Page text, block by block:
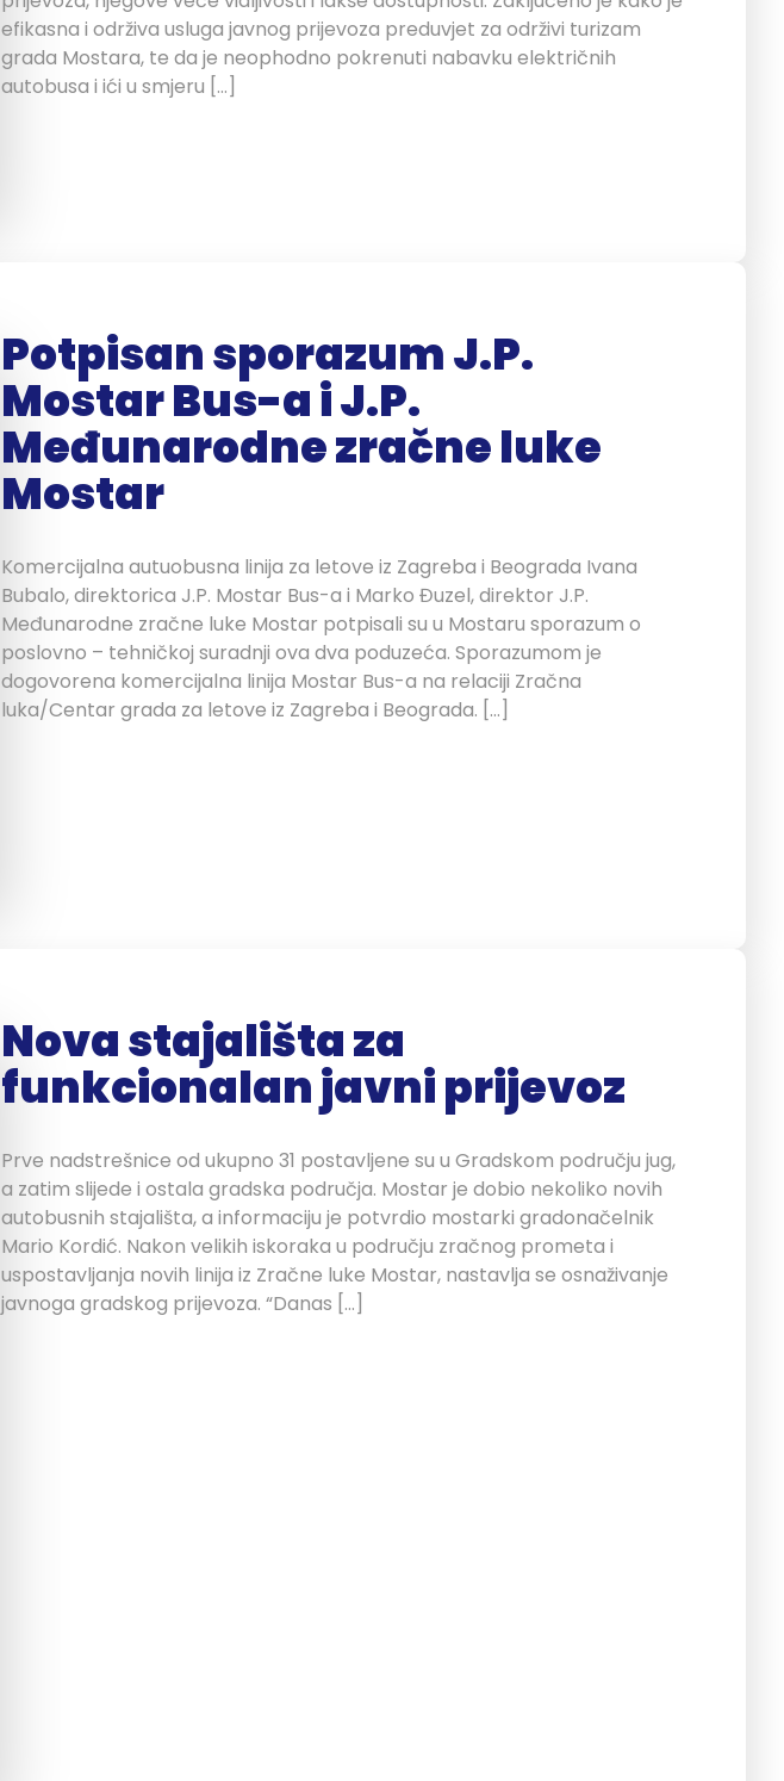
efikasna i održiva usluga javnog prijevoza preduvjet za održivi turizam
grada Mostara, te da je neophodno pokrenuti nabavku električnih
autobusa i ići u smjeru […]
Potpisan sporazum J.P.
Mostar Bus-a i J.P.
Međunarodne zračne luke
Mostar
Komercijalna autuobusna linija za letove iz Zagreba i Beograda Ivana
Bubalo, direktorica J.P. Mostar Bus-a i Marko Đuzel, direktor J.P.
Međunarodne zračne luke Mostar potpisali su u Mostaru sporazum o
poslovno – tehničkoj suradnji ova dva poduzeća. Sporazumom je
dogovorena komercijalna linija Mostar Bus-a na relaciji Zračna
luka/Centar grada za letove iz Zagreba i Beograda. […]
Nova stajališta za
funkcionalan javni prijevoz
Prve nadstrešnice od ukupno 31 postavljene su u Gradskom području jug,
a zatim slijede i ostala gradska područja. Mostar je dobio nekoliko novih
autobusnih stajališta, a informaciju je potvrdio mostarki gradonačelnik
Mario Kordić. Nakon velikih iskoraka u području zračnog prometa i
uspostavljanja novih linija iz Zračne luke Mostar, nastavlja se osnaživanje
javnoga gradskog prijevoza. “Danas […]